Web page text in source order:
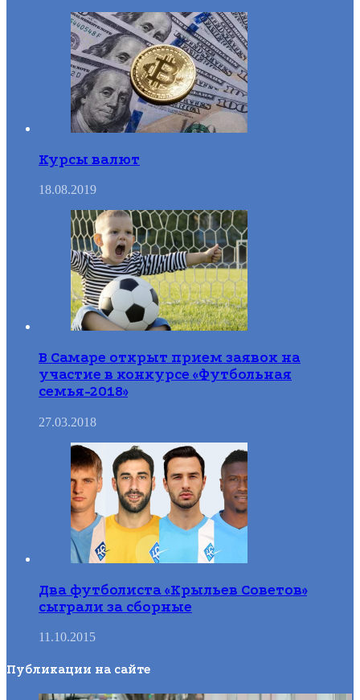
Курсы валют
18.08.2019
В Самаре открыт прием заявок на
участие в конкурсе «Футбольная
семья-2018»
27.03.2018
Два футболиста «Крыльев Советов»
сыграли за сборные
11.10.2015
Публикации на сайте